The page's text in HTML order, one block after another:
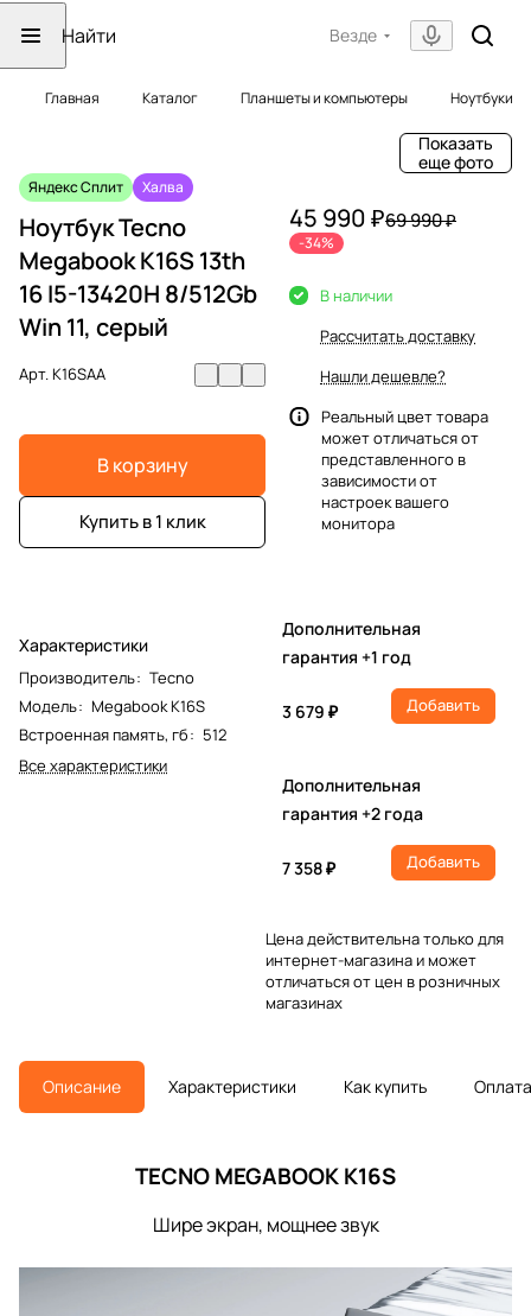
Везде
Главная Каталог Планшеты и компьютеры Ноутбуки
Показать
еще фото
Яндекс Сплит Халва
Ноутбук Tecno
Megabook K16S 13th
16 I5-13420H 8/512Gb
Win 11, серый
Арт.K16SAA
В корзину
Купить в 1 клик
Характеристики
Производитель: Tecno
Модель: Megabook K16S
Встроенная память, гб: 512
Все характеристики
45 990 ₽69 990 ₽
-34%
В наличии
Рассчитать доставку
Нашли дешевле?
Реальный цвет товара
может отличаться от
представленного в
зависимости от
настроек вашего
монитора
Дополнительная
гарантия +1 год
3 679 ₽ Добавить
Дополнительная
гарантия +2 года
7 358 ₽ Добавить
Цена действительна только для
интернет-магазина и может
отличаться от цен в розничных
магазинах
Описание Характеристики Как купить Оплата
TECNO MEGABOOK K16S
Шире экран, мощнее звук